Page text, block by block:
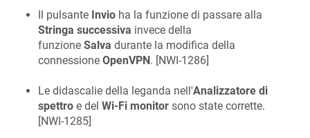
Il pulsante Invio ha la funzione di passare alla
Stringa successiva invece della
funzione Salva durante la modifica della
connessione OpenVPN. [NWI-1286]
Le didascalie della leganda nell'Analizzatore di
spettro e del Wi-Fi monitor sono state corrette.
[NWI-1285]